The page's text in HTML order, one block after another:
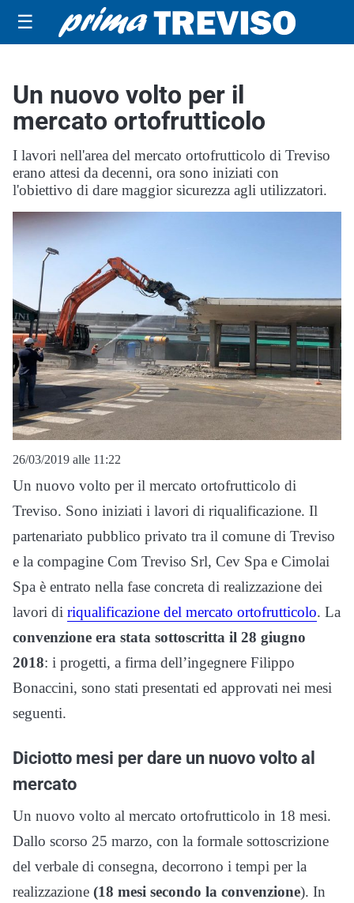
☰
Un nuovo volto per il
mercato ortofrutticolo
I lavori nell'area del mercato ortofrutticolo di Treviso
erano attesi da decenni, ora sono iniziati con
l'obiettivo di dare maggior sicurezza agli utilizzatori.
26/03/2019 alle 11:22
Un nuovo volto per il mercato ortofrutticolo di
Treviso. Sono iniziati i lavori di riqualificazione. Il
partenariato pubblico privato tra il comune di Treviso
e la compagine Com Treviso Srl, Cev Spa e Cimolai
Spa è entrato nella fase concreta di realizzazione dei
lavori di riqualificazione del mercato ortofrutticolo. La
convenzione era stata sottoscritta il 28 giugno
2018: i progetti, a firma dell’ingegnere Filippo
Bonaccini, sono stati presentati ed approvati nei mesi
seguenti.
Diciotto mesi per dare un nuovo volto al
mercato
Un nuovo volto al mercato ortofrutticolo in 18 mesi.
Dallo scorso 25 marzo, con la formale sottoscrizione
del verbale di consegna, decorrono i tempi per la
realizzazione (18 mesi secondo la convenzione). In